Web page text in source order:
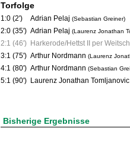
Torfolge
1:0 (2') Adrian Pelaj (Sebastian Greiner)
2:0 (35') Adrian Pelaj (Laurenz Jonathan
2:1 (46') Harkerode/Hettst II per
3:1 (75') Arthur Nordmann (Laurenz
4:1 (80') Arthur Nordmann (Sebastian
5:1 (90') Laurenz Jonathan
Bisherige Ergebnisse